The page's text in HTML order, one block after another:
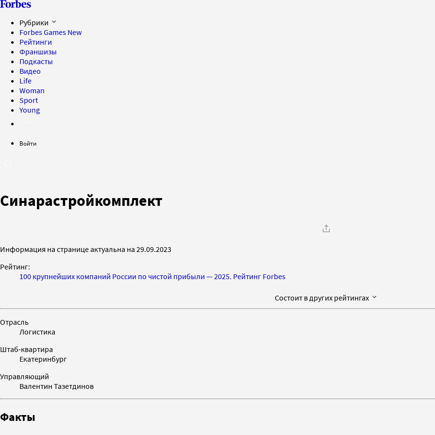
Рубрики
Forbes Games New
Рейтинги
Франшизы
Подкасты
Видео
Life
Woman
Sport
Young
Войти
Синарастройкомплект
Информация на странице актуальна на 29.09.2023
Рейтинг:
100 крупнейших компаний России по чистой прибыли — 2025. Рейтинг Forbes
Состоит в других рейтингах
Отрасль
Логистика
Штаб-квартира
Екатеринбург
Управляющий
Валентин Тазетдинов
Факты